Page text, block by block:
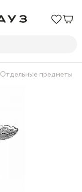
Отдельные предметы